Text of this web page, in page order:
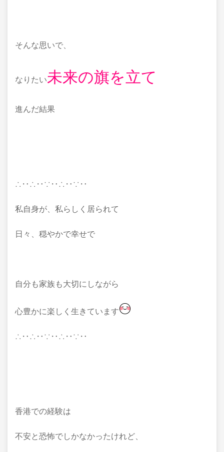
そんな思いで、
なりたい未来の旗を立て
進んだ結果
∴‥∴‥∵‥∴‥∵‥
私自身が、私らしく居られて
日々、穏やかで幸せで
自分も家族も大切にしながら
心豊かに楽しく生きています
∴‥∴‥∵‥∴‥∵‥
香港での経験は
不安と恐怖でしかなかったけれど、